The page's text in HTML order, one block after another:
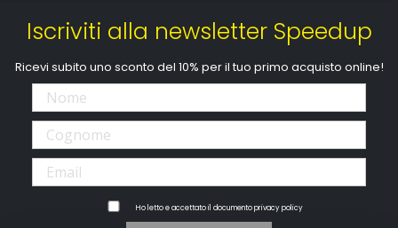
Iscriviti alla newsletter Speedup
Ricevi subito uno sconto del 10% per il tuo primo acquisto online!
Ho letto e accettato il documentoprivacy policy